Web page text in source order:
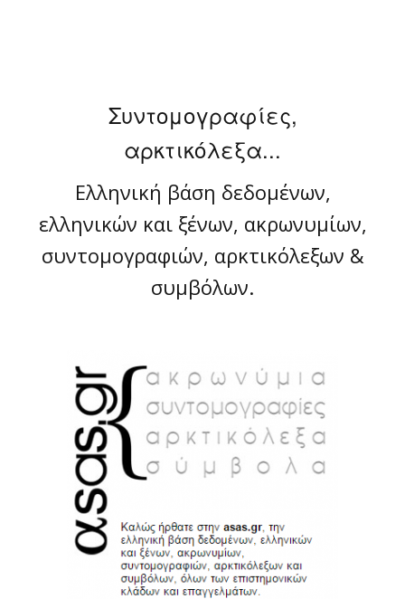
Συντομογραφίες,
αρκτικόλεξα...
Ελληνική βάση δεδομένων,
ελληνικών και ξένων, ακρωνυμίων,
συντομογραφιών, αρκτικόλεξων &
συμβόλων.